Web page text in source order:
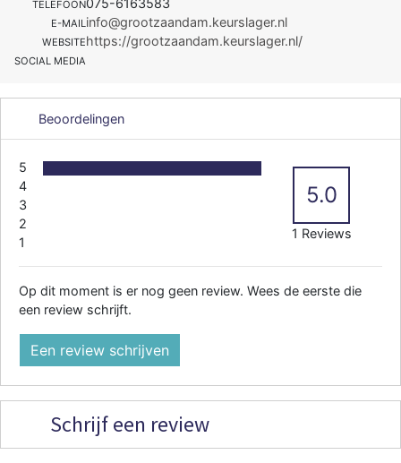
TELEFOON075-6163583
E-MAILinfo@grootzaandam.keurslager.nl
WEBSITEhttps://grootzaandam.keurslager.nl/
SOCIAL MEDIA
Beoordelingen
5
4
3
2
1
5.0
1 Reviews
Op dit moment is er nog geen review. Wees de eerste die
een review schrijft.
Een review schrijven
Schrijf een review